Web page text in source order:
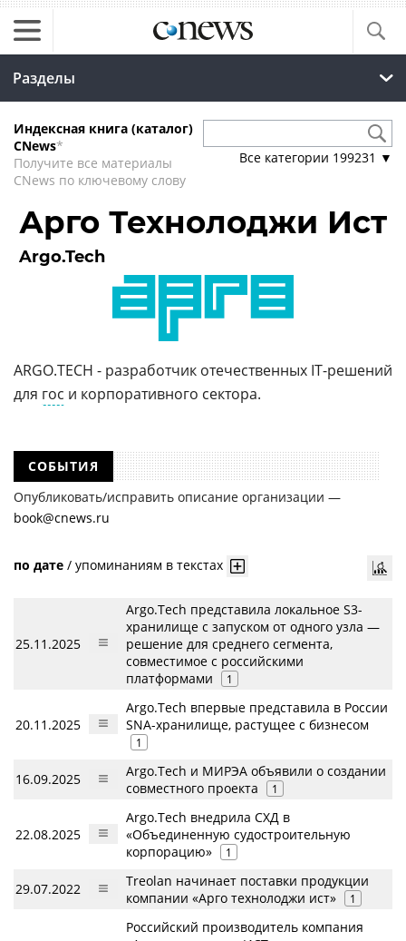
Разделы
Индексная книга (каталог)
CNews*
Получите все материалы
CNews по ключевому слову
Все категории 199231 ▼
Арго Технолоджи Ист
Argo.Tech
ARGO.TECH - разработчик отечественных IT-решений
для гос и корпоративного сектора.
СОБЫТИЯ
Опубликовать/исправить описание организации —
book@cnews.ru
по дате / упоминаниям в текстах
25.11.2025
Argo.Tech представила локальное S3-
хранилище с запуском от одного узла —
решение для среднего сегмента,
совместимое с российскими
платформами
1
20.11.2025
Argo.Tech впервые представила в России
SNA-хранилище, растущее с бизнесом
1
16.09.2025
Argo.Tech и МИРЭА объявили о создании
совместного проекта
1
22.08.2025
Argo.Tech внедрила СХД в
«Объединенную судостроительную
корпорацию»
1
29.07.2022
Treolan начинает поставки продукции
компании «Арго технолоджи ист»
1
Российский производитель компания